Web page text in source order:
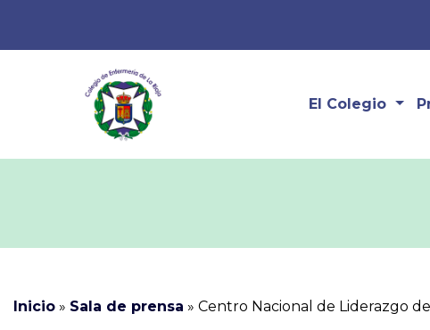
El Colegio
Inicio » Sala de prensa » Centro Nacional de Liderazgo